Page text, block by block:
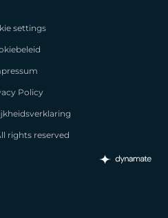
settings
Policy
rights reserved